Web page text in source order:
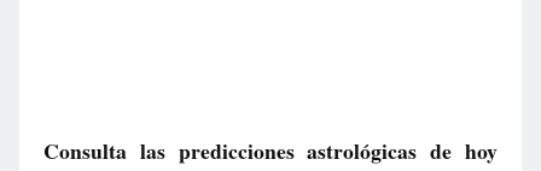
Consulta las predicciones astrológicas de hoy